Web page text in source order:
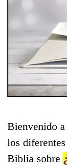
Bienvenido
los
Biblia sobre